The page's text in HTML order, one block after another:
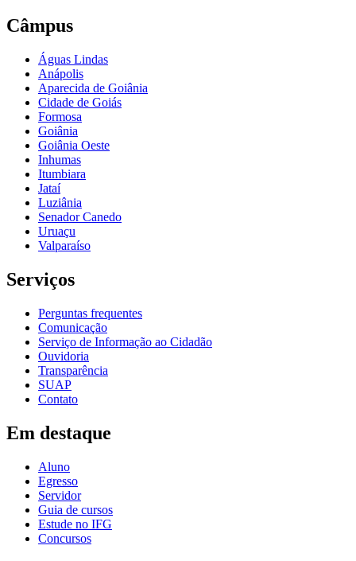
Câmpus
Águas Lindas
Anápolis
Aparecida de Goiânia
Cidade de Goiás
Formosa
Goiânia
Goiânia Oeste
Inhumas
Itumbiara
Jataí
Luziânia
Senador Canedo
Uruaçu
Valparaíso
Serviços
Perguntas frequentes
Comunicação
Serviço de Informação ao Cidadão
Ouvidoria
Transparência
SUAP
Contato
Em destaque
Aluno
Egresso
Servidor
Guia de cursos
Estude no IFG
Concursos